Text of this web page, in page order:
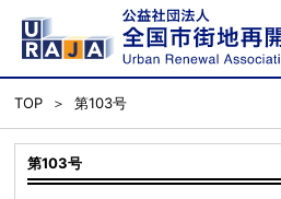
TOP 第103号
第103号